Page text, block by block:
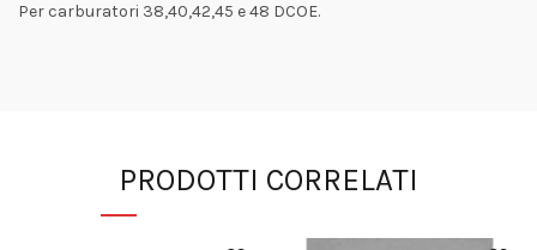
Per carburatori 38,40,42,45 e 48 DCOE.
PRODOTTI CORRELATI